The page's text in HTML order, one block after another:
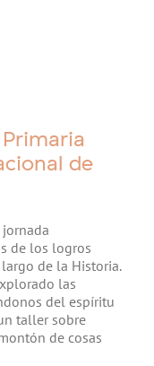
de
de los logros
de la Historia.
las
del espíritu
taller sobre
de cosas